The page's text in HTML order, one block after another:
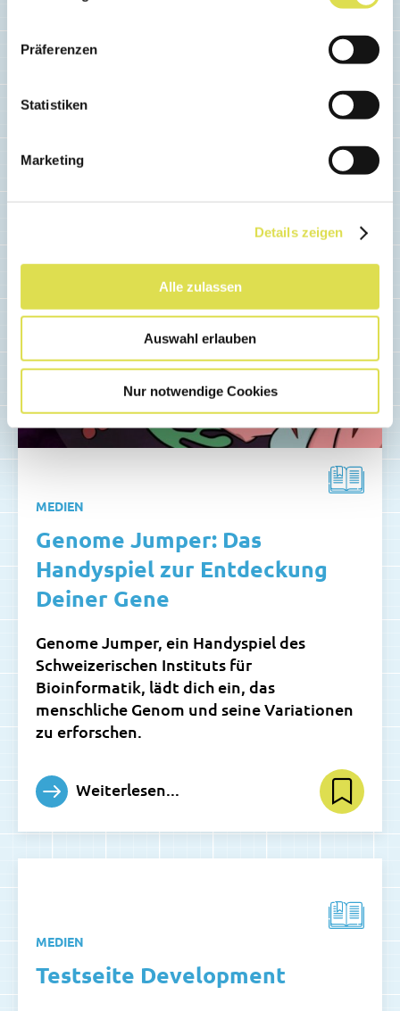
Präferenzen
Statistiken
Marketing
Details zeigen
Alle zulassen
Auswahl erlauben
Nur notwendige Cookies
Lernst du auch gerne mit Karteikarten? Auf
kannst du eigene Lernkarten einfach
auch zur Verfügung.
Weiterlesen...
MEDIEN
Genome Jumper: Das
Handyspiel zur Entdeckung
Deiner Gene
Genome Jumper, ein Handyspiel des
Schweizerischen Instituts für
Bioinformatik, lädt dich ein, das
menschliche Genom und seine Variationen
zu erforschen.
Weiterlesen...
MEDIEN
Testseite Development